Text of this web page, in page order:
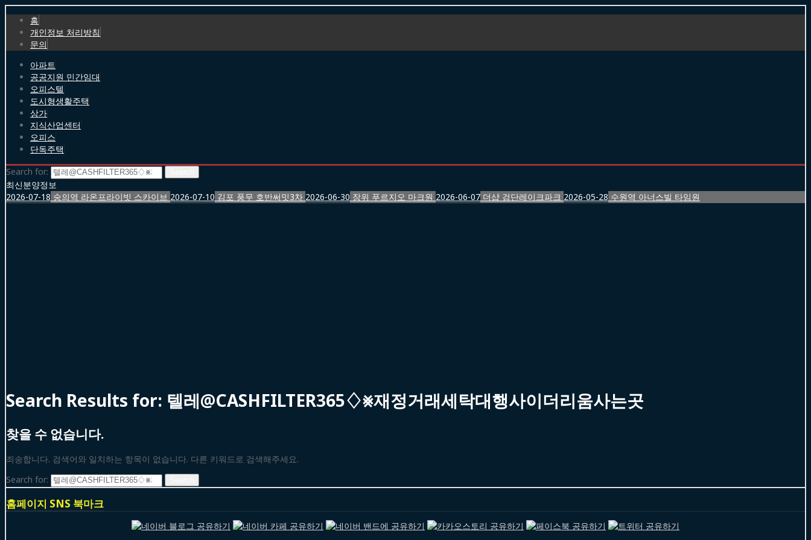
홈
개인정보 처리방침
문의
아파트
공공지원 민간임대
오피스텔
도시형생활주택
상가
지식산업센터
오피스
단독주택
Search for:
최신분양정보
2026-07-18 숭의역 라온프라이빗 스카이브 2026-07-10 김포 풍무 호반써밋3차 2026-06-30 장위 푸르지오 마크원 2026-06-07 더샵 검단레이크파크 2026-05-28 수원역 아너스빌 타임원
Search Results for: 텔레@CASHFILTER365♢⨳재정거래세탁대행사이더리움사는곳
찾을 수 없습니다.
죄송합니다. 검색어와 일치하는 항목이 없습니다. 다른 키워드로 검색해주세요.
Search for:
홈페이지 SNS 북마크